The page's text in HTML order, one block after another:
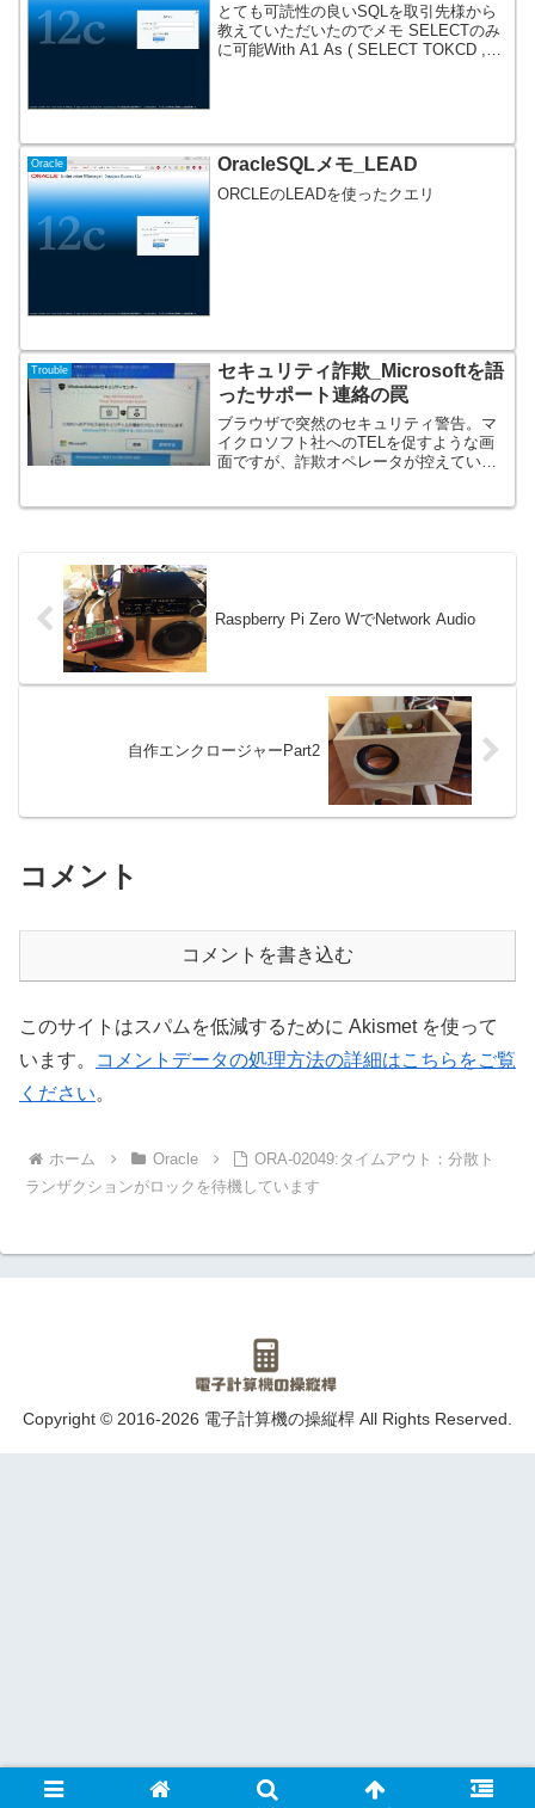
とても可読性の良いSQLを取引先様から
教えていただいたのでメモ SELECTのみ
に可能With A1 As ( SELECT TOKCD ,
Oracle OracleSQLメモ_LEAD
ORCLEのLEADを使ったクエリ
Trouble
セキュリティ詐欺_Microsoftを語
ったサポート連絡の罠
ブラウザで突然のセキュリティ警告。マ
イクロソフト社へのTELを促すような画
面ですが、詐欺オペレータが控えていま
Raspberry Pi Zero WでNetwork Audio
自作エンクロージャーPart2
コメント
コメントを書き込む
このサイトはスパムを低減するために Akismet を使って
います。
コメントデータの処理方法の詳細はこちらをご覧
ください。
ホーム Oracle
ORA-02049:タイムアウト：分散ト
ランザクションがロックを待機しています
Copyright © 2016-2026 電子計算機の操縦桿 All Rights Reserved.